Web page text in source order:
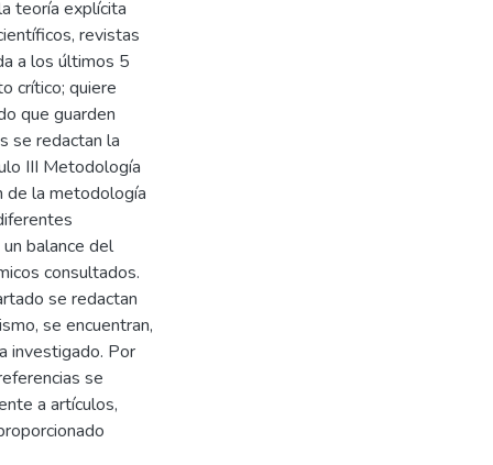
teoría explícita
revistas
a los últimos 5
crítico; quiere
que guarden
se redactan la
III Metodología
de la metodología
balance del
consultados.
se redactan
se encuentran,
investigado. Por
se
a artículos,